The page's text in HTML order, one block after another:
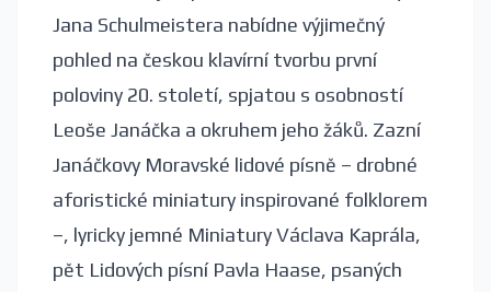
Jana Schulmeistera nabídne výjimečný
pohled na českou klavírní tvorbu první
poloviny 20. století, spjatou s osobností
Leoše Janáčka a okruhem jeho žáků. Zazní
Janáčkovy Moravské lidové písně – drobné
aforistické miniatury inspirované folklorem
–, lyricky jemné Miniatury Václava Kaprála,
pět Lidových písní Pavla Haase, psaných